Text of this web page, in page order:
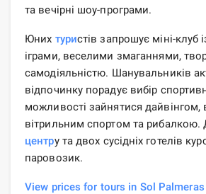
та вечірні шоу-програми.
Юних туристів запрошує міні-
іграми, веселими змаганнями,
самодіяльністю. Шанувальників
відпочинку порадує вибір
можливості зайнятися дайвінгом,
вітрильним спортом та рибалкою.
центру та двох сусідніх готелів
паровозик.
View prices for tours in Sol Palmeras